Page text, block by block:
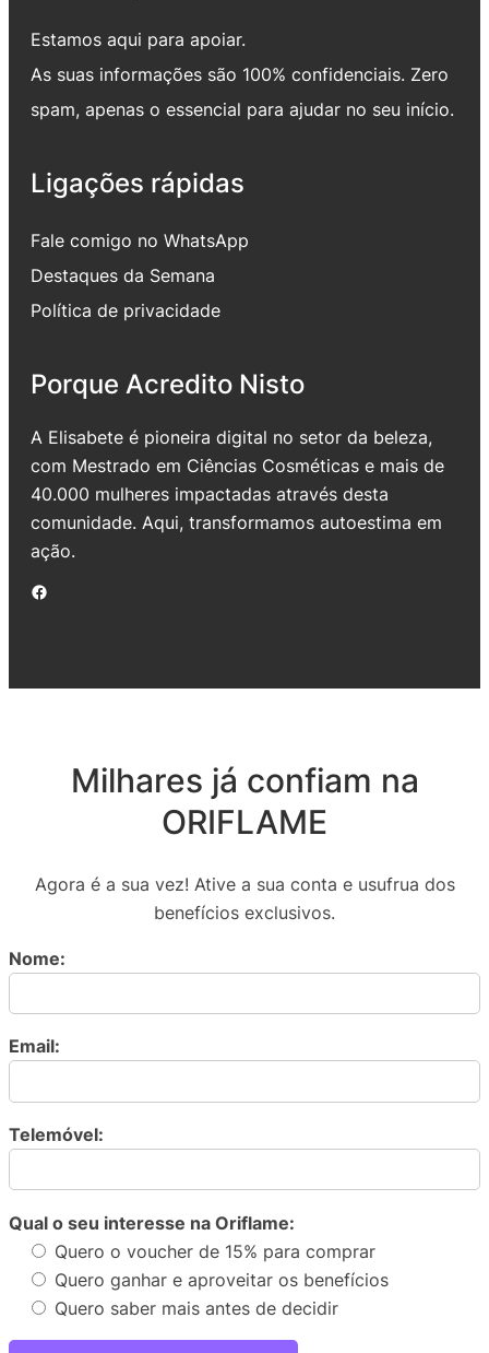
Estamos aqui para apoiar.
As suas informações são 100% confidenciais. Zero
spam, apenas o essencial para ajudar no seu início.
Ligações rápidas
Fale comigo no WhatsApp
Destaques da Semana
Política de privacidade
Porque Acredito Nisto
A Elisabete é pioneira digital no setor da beleza,
com Mestrado em Ciências Cosméticas e mais de
40.000 mulheres impactadas através desta
comunidade. Aqui, transformamos autoestima em
ação.
Facebook
Milhares já confiam na
ORIFLAME
Agora é a sua vez! Ative a sua conta e usufrua dos
benefícios exclusivos.
Nome:
Email:
Telemóvel:
Qual o seu interesse na Oriflame:
Quero o voucher de 15% para comprar
Quero ganhar e aproveitar os benefícios
Quero saber mais antes de decidir